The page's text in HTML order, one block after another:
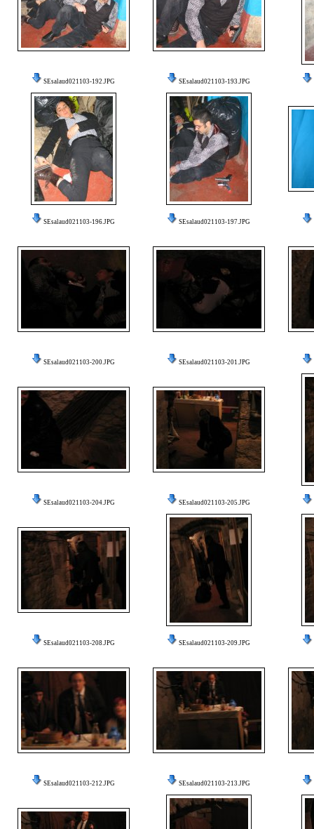
SEsalaud021103-192.JPG SEsalaud021103-193.JPG
SEsalaud021103-196.JPG SEsalaud021103-197.JPG
SEsalaud021103-200.JPG SEsalaud021103-201.JPG
SEsalaud021103-204.JPG SEsalaud021103-205.JPG
SEsalaud021103-208.JPG SEsalaud021103-209.JPG
SEsalaud021103-212.JPG SEsalaud021103-213.JPG